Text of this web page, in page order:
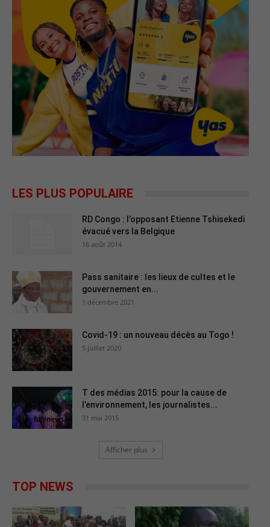
LES PLUS POPULAIRE
RD Congo : l’opposant Etienne Tshisekedi
évacué vers la Belgique
16 août 2014
Pass sanitaire : les lieux de cultes et le
gouvernement en...
1 décembre 2021
Covid-19 : un nouveau décès au Togo !
5 juillet 2020
T des médias 2015: pour la cause de
l’environnement, les journalistes...
31 mai 2015
Afficher plus
TOP NEWS